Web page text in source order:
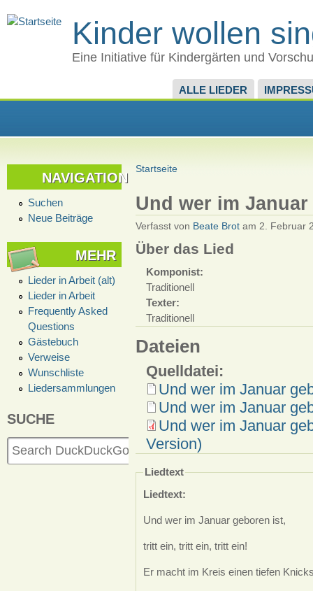
Kinder wollen
Eine Initiative für Kindergärten und
ALLE LIEDER
NAVIGATION
Suchen
Neue Beiträge
MEHR
Lieder in Arbeit (alt)
Lieder in Arbeit
Frequently Asked
Questions
Gästebuch
Verweise
Wunschliste
Liedersammlungen
SUCHE
Startseite
Und wer im
Verfasst von Beate Brotam 2. Februar
Über das Lied
Komponist:
Traditionell
Texter:
Traditionell
Dateien
Quelldatei:
Und wer im Januar
Und wer im Januar
Und wer im Januar
Version)
Liedtext
Liedtext:
Und wer im Januar geboren ist,
tritt ein, tritt ein, tritt ein!
Er macht im Kreis einen tiefen